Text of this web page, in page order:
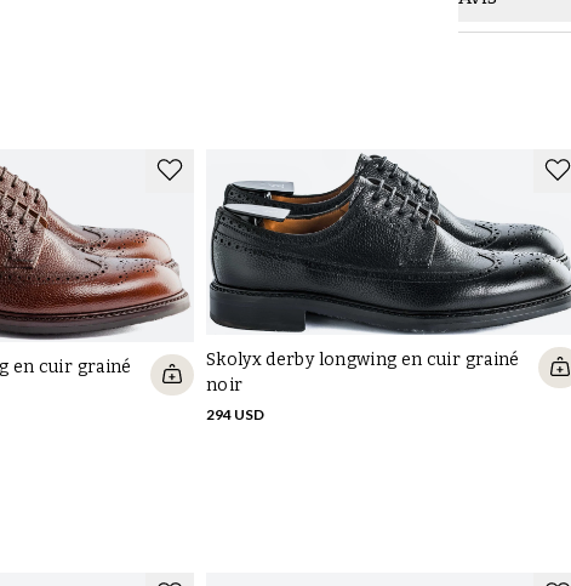
Marque
en cuir grainé
Skolyx derby longwing en cuir grainé
noir
294 USD